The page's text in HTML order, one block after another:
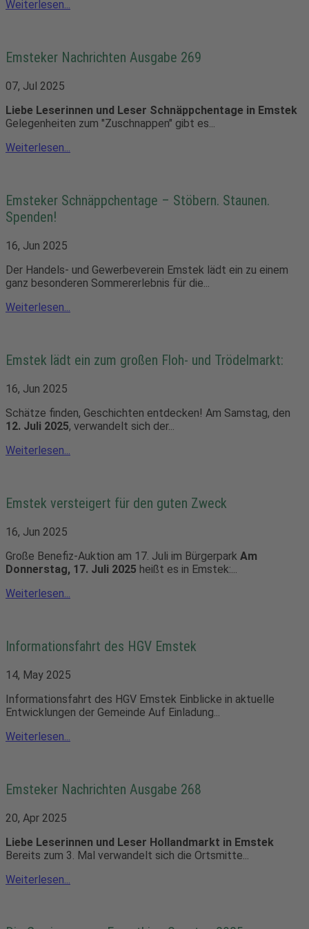
Weiterlesen...
Emsteker Nachrichten Ausgabe 269
07, Jul 2025
Liebe Leserinnen und Leser Schnäppchentage in Emstek
Gelegenheiten zum "Zuschnappen" gibt es...
Weiterlesen...
Emsteker Schnäppchentage – Stöbern. Staunen.
Spenden!
16, Jun 2025
Der Handels- und Gewerbeverein Emstek lädt ein zu einem
ganz besonderen Sommererlebnis für die...
Weiterlesen...
Emstek lädt ein zum großen Floh- und Trödelmarkt:
16, Jun 2025
Schätze finden, Geschichten entdecken! Am Samstag, den
12. Juli 2025, verwandelt sich der...
Weiterlesen...
Emstek versteigert für den guten Zweck
16, Jun 2025
Große Benefiz-Auktion am 17. Juli im Bürgerpark Am
Donnerstag, 17. Juli 2025 heißt es in Emstek:...
Weiterlesen...
Informationsfahrt des HGV Emstek
14, May 2025
Informationsfahrt des HGV Emstek Einblicke in aktuelle
Entwicklungen der Gemeinde Auf Einladung...
Weiterlesen...
Emsteker Nachrichten Ausgabe 268
20, Apr 2025
Liebe Leserinnen und Leser Hollandmarkt in Emstek
Bereits zum 3. Mal verwandelt sich die Ortsmitte...
Weiterlesen...